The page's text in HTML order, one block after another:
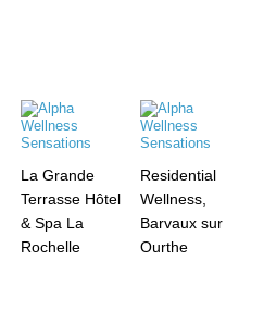
La Grande
Terrasse Hôtel
& Spa La
Rochelle
Residential
Wellness,
Barvaux sur
Ourthe